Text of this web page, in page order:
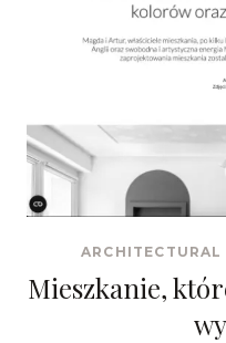
ARCHITECTURAL
Mieszkanie,